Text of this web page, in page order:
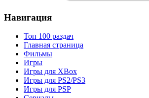
Навигация
Топ 100 раздач
Главная страница
Фильмы
Игры
Игры для XBox
Игры для PS2/PS3
Игры для PSP